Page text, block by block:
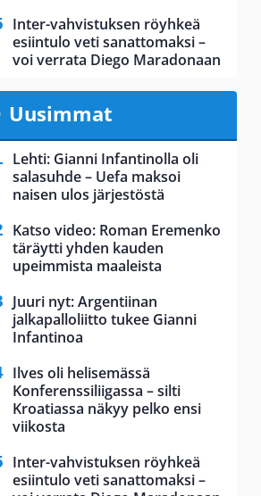
Inter-vahvistuksen röyhkeä
esiintulo veti sanattomaksi –
voi verrata Diego Maradonaan
Uusimmat
Lehti: Gianni Infantinolla oli
salasuhde – Uefa maksoi
naisen ulos järjestöstä
Katso video: Roman Eremenko
täräytti yhden kauden
upeimmista maaleista
Juuri nyt: Argentiinan
jalkapalloliitto tukee Gianni
Infantinoa
Ilves oli helisemässä
Konferenssiliigassa – silti
Kroatiassa näkyy pelko ensi
viikosta
Inter-vahvistuksen röyhkeä
esiintulo veti sanattomaksi –